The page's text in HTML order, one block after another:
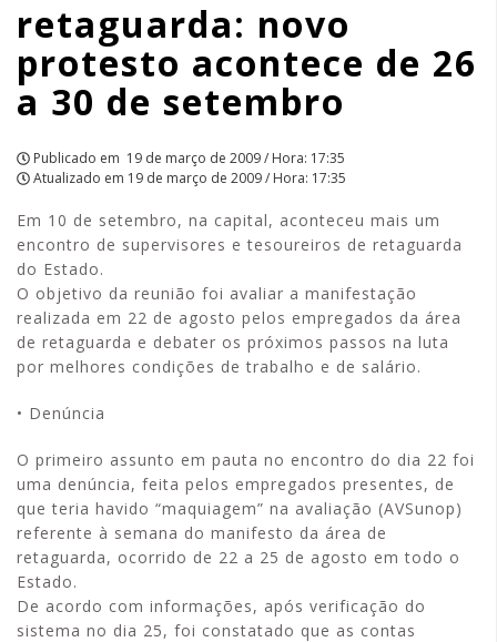
30
de
setembro
|
APCEF/SP
retaguarda: novo
protesto acontece de 26
a 30 de setembro
Publicado em 19 de março de 2009 / Hora: 17:35
Atualizado em 19 de março de 2009 / Hora: 17:35
Em 10 de setembro, na capital, aconteceu mais um
encontro de supervisores e tesoureiros de retaguarda
do Estado.
O objetivo da reunião foi avaliar a manifestação
realizada em 22 de agosto pelos empregados da área
de retaguarda e debater os próximos passos na luta
por melhores condições de trabalho e de salário.
• Denúncia
O primeiro assunto em pauta no encontro do dia 22 foi
uma denúncia, feita pelos empregados presentes, de
que teria havido “maquiagem” na avaliação (AVSunop)
referente à semana do manifesto da área de
retaguarda, ocorrido de 22 a 25 de agosto em todo o
Estado.
De acordo com informações, após verificação do
sistema no dia 25, foi constatado que as contas